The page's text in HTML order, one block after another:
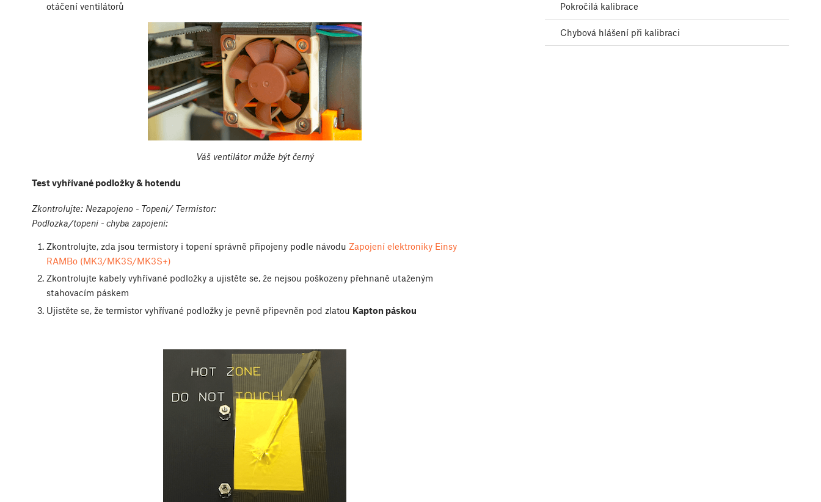
otáčení ventilátorů
Váš ventilátor může být černý
Test vyhřívané podložky & hotendu
Zkontrolujte: Nezapojeno - Topeni/ Termistor:
Podlozka/topeni - chyba zapojeni:
Zkontrolujte, zda jsou termistory i topení správně připojeny podle návodu Zapojení elektroniky Einsy
RAMBo (MK3/MK3S/MK3S+)
Zkontrolujte kabely vyhřívané podložky a ujistěte se, že nejsou poškozeny přehnaně utaženým
stahovacím páskem
Ujistěte se, že termistor vyhřívané podložky je pevně připevněn pod zlatou Kapton páskou
Pokročilá kalibrace
Chybová hlášení při kalibraci